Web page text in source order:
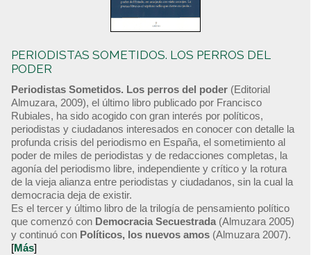
PERIODISTAS SOMETIDOS. LOS PERROS DEL
PODER
Periodistas Sometidos. Los perros del poder (Editorial
Almuzara, 2009), el último libro publicado por Francisco
Rubiales, ha sido acogido con gran interés por políticos,
periodistas y ciudadanos interesados en conocer con detalle la
profunda crisis del periodismo en España, el sometimiento al
poder de miles de periodistas y de redacciones completas, la
agonía del periodismo libre, independiente y crítico y la rotura
de la vieja alianza entre periodistas y ciudadanos, sin la cual la
democracia deja de existir.
Es el tercer y último libro de la trilogía de pensamiento político
que comenzó con Democracia Secuestrada (Almuzara 2005)
y continuó con Políticos, los nuevos amos (Almuzara 2007).
[Más]